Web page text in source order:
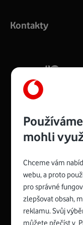
silný signál pro
Více o COMPAL
Zyxel VMG8623-
Rozměry modemu
a nabízí 4
Kontakty
mohli
Chceme vám
webu, a proto
pro správné
zlepšovat obsah,
reklamu. Svůj
můžete přečíst v